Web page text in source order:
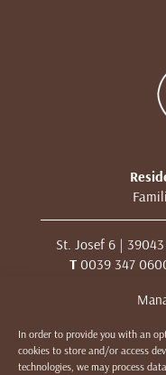
In order to provide you with an
cookies to store and/or access
technologies, we may process
St. Josef 6 |
T0039 347
IMPRESSUM|